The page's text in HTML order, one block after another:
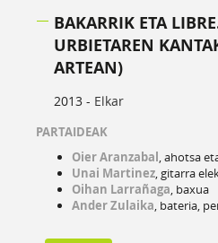
BAKARRIK ETA
URBIETAREN
ARTEAN)
2013 - Elkar
PARTAIDEAK
Oier Aranzabal, ahotsa
Unai Martinez, gitarra
Oihan Larrañaga, baxua
Ander Zulaika, bateria,